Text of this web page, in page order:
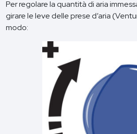
Per regolare la quantità di aria
girare le leve delle prese d’aria
modo: